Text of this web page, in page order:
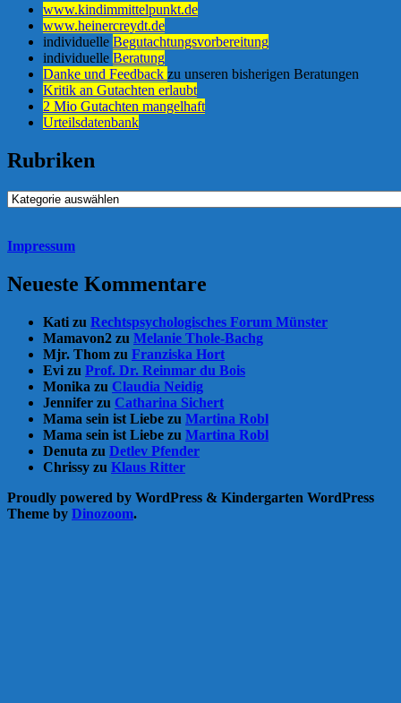
www.kindimmittelpunkt.de
www.heinercreydt.de
individuelle Begutachtungsvorbereitung
individuelle Beratung
Danke und Feedback zu unseren bisherigen Beratungen
Kritik an Gutachten erlaubt
2 Mio Gutachten mangelhaft
Urteilsdatenbank
Rubriken
Rubriken
Impressum
Neueste Kommentare
Kati zu Rechtspsychologisches Forum Münster
Mamavon2 zu Melanie Thole-Bachg
Mjr. Thom zu Franziska Hort
Evi zu Prof. Dr. Reinmar du Bois
Monika zu Claudia Neidig
Jennifer zu Catharina Sichert
Mama sein ist Liebe zu Martina Robl
Mama sein ist Liebe zu Martina Robl
Denuta zu Detlev Pfender
Chrissy zu Klaus Ritter
Proudly powered by WordPress & Kindergarten WordPress
Theme by Dinozoom.